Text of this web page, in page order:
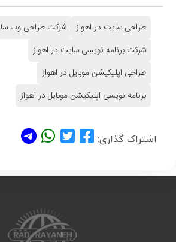
طراحی سایت در اهواز
شرکت طراحی وب سایت
شرکت برنامه نویسی سایت در اهواز
طراحی اپلیکیشن موبایل در اهواز
برنامه نویسی اپلیکیشن موبایل در اهواز
اشتراک گذاری: